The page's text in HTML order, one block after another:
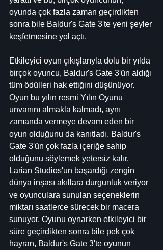
oyunda çok fazla zaman geçirdikten
sonra bile Baldur's Gate 3'te yeni şeyler
keşfetmesine yol açtı.
Etkileyici oyun çıkışlarıyla dolu bir yılda
birçok oyuncu, Baldur's Gate 3'ün aldığı
tüm ödülleri hak ettiğini düşünüyor.
Oyun bu yılın resmi Yılın Oyunu
unvanını almakla kalmadı, aynı
zamanda vermeye devam eden bir
oyun olduğunu da kanıtladı. Baldur's
Gate 3'ün çok fazla içeriğe sahip
olduğunu söylemek yetersiz kalır.
Larian Studios'un başardığı zengin
dünya inşası akıllara durgunluk veriyor
ve oyunculara sunulan seçeneklerin
miktarı saatlerce sürecek bir macera
sunuyor. Oyunu oynarken etkileyici bir
süre geçirdikten sonra bile pek çok
hayran, Baldur's Gate 3'te oyunun